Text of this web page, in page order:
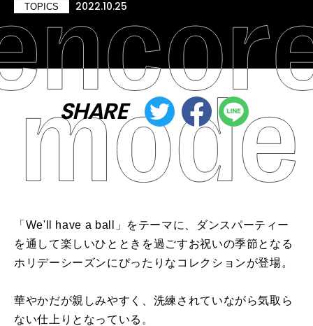
TOPICS 2022.10.25
SHARE
「We'll have a ball」をテーマに、ダンスパーティー
を通して楽しいひとときを過ごすお祝いの季節となる
ホリデーシーズンにぴったりなコレクションが登場。
華やかだが親しみやすく、洗練されていながら気取ら
ない仕上りとなっている。